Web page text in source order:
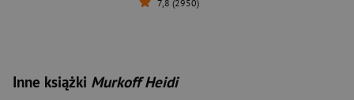
7,8 (2950)
Inne książki Murkoff Heidi